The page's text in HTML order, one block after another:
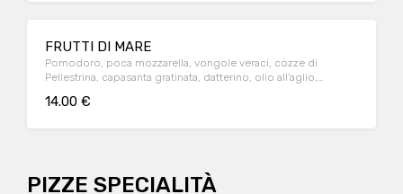
FRUTTI DI MARE
Pomodoro, poca mozzarella, vongole veraci, cozze di
Pellestrina, capasanta gratinata, datterino, olio all'aglio,
14.00 €
PIZZE SPECIALITÀ